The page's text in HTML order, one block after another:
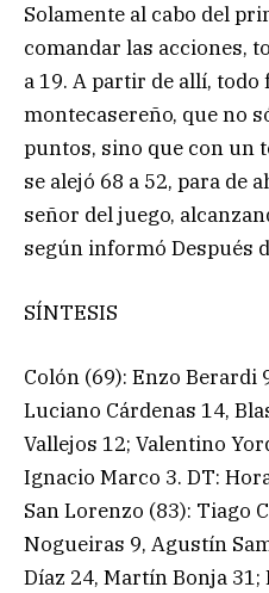
Solamente al cabo del
comandar las acciones,
a 19. A partir de allí, todo
montecasereño, que no
puntos, sino que con un
se alejó 68 a 52, para de
señor del juego,
según informó Después
SÍNTESIS
Colón (69): Enzo Berardi
Luciano Cárdenas 14,
Vallejos 12; Valentino
Ignacio Marco 3. DT:
San Lorenzo (83): Tiago
Nogueiras 9, Agustín
Díaz 24, Martín Bonja